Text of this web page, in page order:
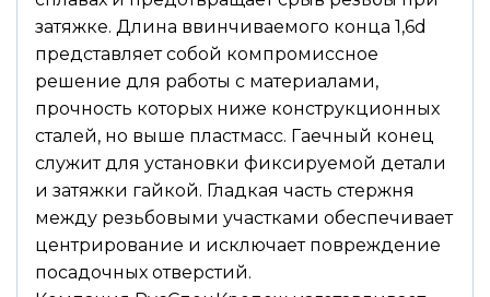
затяжке. Длина ввинчиваемого конца 1,6d
представляет собой компромиссное
решение для работы с материалами,
прочность которых ниже конструкционных
сталей, но выше пластмасс. Гаечный конец
служит для установки фиксируемой детали
и затяжки гайкой. Гладкая часть стержня
между резьбовыми участками обеспечивает
центрирование и исключает повреждение
посадочных отверстий.